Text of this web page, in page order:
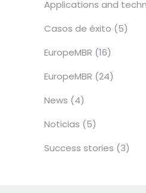
Applications and
Casos de éxito (5)
EuropeMBR (16)
EuropeMBR (24)
News (4)
Noticias (5)
Success stories (3)